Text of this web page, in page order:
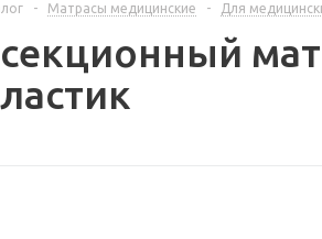
- Матрасы медицинские - Для